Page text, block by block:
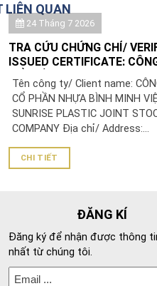
LIÊN QUAN
24 Tháng 7 2026
TRA CỨU CHỨNG CHỈ/
ISSUED CERTIFICATE:
CỔ PHẦN NHỰA BÌNH MINH
Tên công ty/ Client name:
CỔ PHẦN NHỰA BÌNH MINH
SUNRISE PLASTIC JOINT
COMPANY Địa chỉ/ Address:...
CHI TIẾT
ĐĂNG KÍ
Đăng ký để nhận được thông
nhất từ chúng tôi.